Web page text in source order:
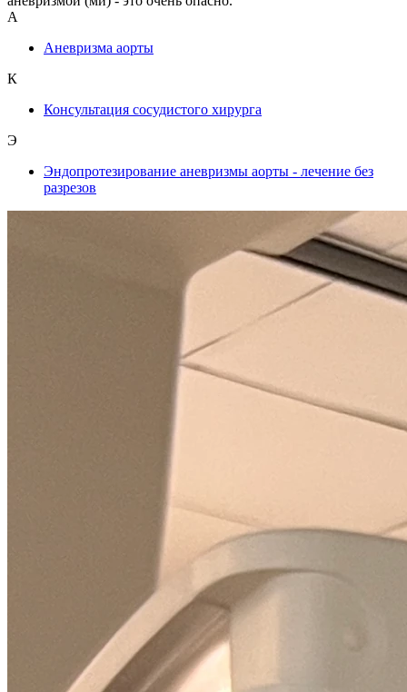
А
Аневризма аорты
К
Консультация сосудистого хирурга
Э
Эндопротезирование аневризмы аорты - лечение без
разрезов